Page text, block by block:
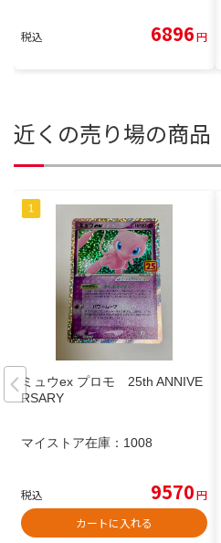
税込 6896円
近くの売り場の商品
ミュウex プロモ 25th ANNIVE
RSARY
マイストア在庫： 1008
税込 9570円
カートに入れる